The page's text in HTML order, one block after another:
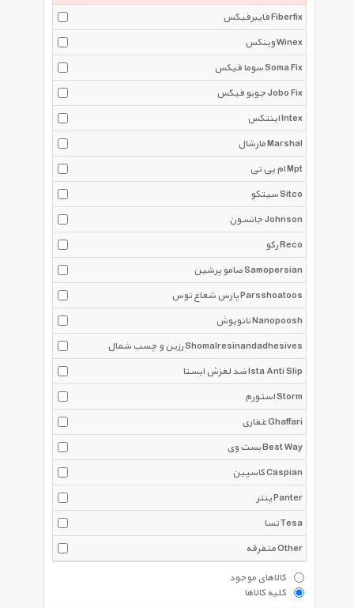
فایبرفیکس Fiberfix
وینکس Winex
سوما فیکس Soma Fix
جوبو فیکس Jobo Fix
اینتکس Intex
مارشال Marshal
ام پی تی Mpt
سیتکو Sitco
جانسون Johnson
رکو Reco
صامو پرشین Samopersian
پارس شعاع توس Parsshoatoos
نانوپوش Nanopoosh
رزین و چسب شمال Shomalresinandadhesives
ضد لغزش ایستا Ista Anti Slip
استورم Storm
غفاری Ghaffari
بست وی Best Way
کاسپین Caspian
پنتر Panter
تسا Tesa
متفرقه Other
کالاهای موجود
کلیه کالاها